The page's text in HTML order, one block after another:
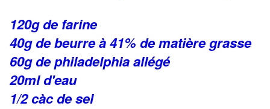
120g de farine
40g de beurre à 41% de matière grasse
60g de philadelphia allégé
20ml d'eau
1/2 càc de sel